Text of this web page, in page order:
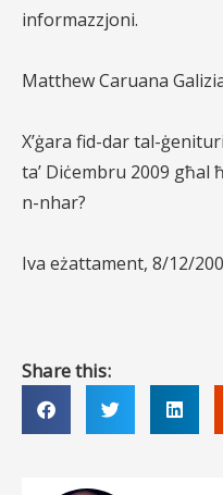
informazzjoni.
Matthew Caruana
X’ġara fid-dar tal-
ta’ Diċembru 2009 għal
n-nhar?
Iva eżattament, 8/12/
Share this: